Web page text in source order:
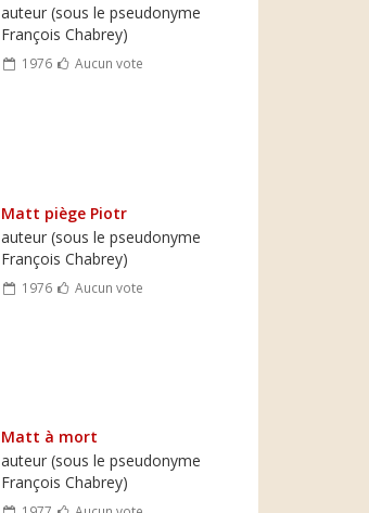
auteur (sous le pseudonyme
François Chabrey)
1976 Aucun vote
Matt piège Piotr
auteur (sous le pseudonyme
François Chabrey)
1976 Aucun vote
Matt à mort
auteur (sous le pseudonyme
François Chabrey)